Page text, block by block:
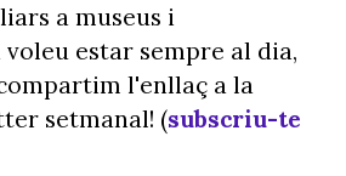
a museus i
voleu estar sempre al dia,
l'enllaç a la
setmanal! (subscriu-te